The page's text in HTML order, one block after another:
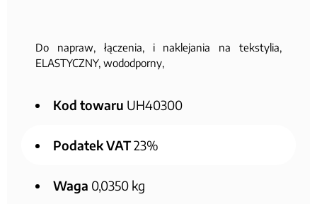
Do napraw, łączenia, i naklejania na tekstylia,
ELASTYCZNY, wododporny,
Kod towaru UH40300
Podatek VAT23%
Waga 0,0350 kg